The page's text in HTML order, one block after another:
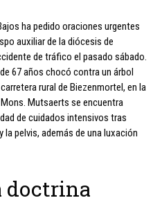
ha pedido oraciones urgentes
auxiliar de la diócesis de
de tráfico el pasado sábado.
67 años chocó contra un árbol
rural de Biezenmortel, en la
Mutsaerts se encuentra
de cuidados intensivos tras
pelvis, además de una luxación
doctrina